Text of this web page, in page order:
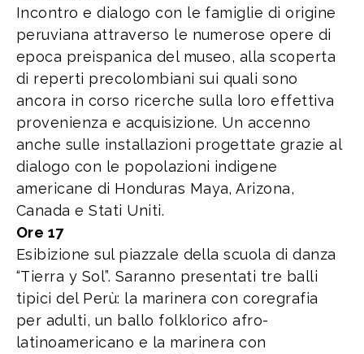
Incontro e dialogo con le famiglie di origine
peruviana attraverso le numerose opere di
epoca preispanica del museo, alla scoperta
di reperti precolombiani sui quali sono
ancora in corso ricerche sulla loro effettiva
provenienza e acquisizione. Un accenno
anche sulle installazioni progettate grazie al
dialogo con le popolazioni indigene
americane di Honduras Maya, Arizona,
Canada e Stati Uniti.
Ore 17
Esibizione sul piazzale della scuola di danza
“Tierra y Sol”. Saranno presentati tre balli
tipici del Perù: la marinera con coregrafia
per adulti, un ballo folklorico afro-
latinoamericano e la marinera con